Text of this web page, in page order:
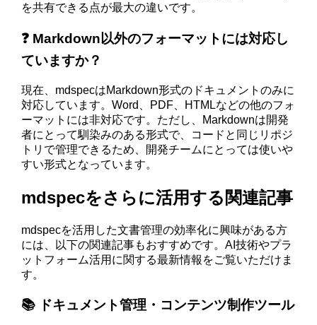
を共有できる点が最大の違いです。
❓ Markdown以外のフォーマットには対応し
ていますか？
現在、mdspecはMarkdown形式のドキュメントのみに
対応しています。Word、PDF、HTMLなどの他のフォ
ーマットには非対応です。ただし、Markdownは開発
者にとって馴染みのある形式で、コードと同じリポジ
トリで管理できるため、開発チームにとっては使いや
すい形式となっています。
mdspecをさらに活用する関連記事
mdspecを活用した文書管理の効率化に興味がある方
には、以下の関連記事もおすすめです。AI技術やプラ
ットフォーム活用に関する最新情報をご覧いただけま
す。
📚 ドキュメント管理・コンテンツ制作ツール